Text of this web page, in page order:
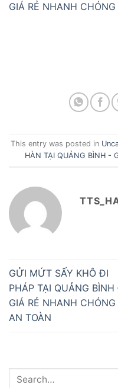
GIÁ RẺ NHANH
This entry was posted in
HÀN TẠI QUẢNG BÌNH -
GỬI MỨT SẤY KHÔ ĐI
PHÁP TẠI QUẢNG BÌNH
GIÁ RẺ NHANH CHÓNG
AN TOÀN